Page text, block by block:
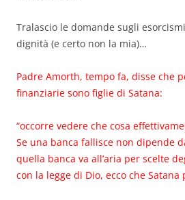
Tralascio le domande sugli
dignità (e certo non la mia)…
Padre Amorth, tempo fa, disse che
finanziarie sono figlie di Satana:
“occorre vedere che cosa
Se una banca fallisce non dipende
quella banca va all’aria per scelte
con la legge di Dio, ecco che Satana